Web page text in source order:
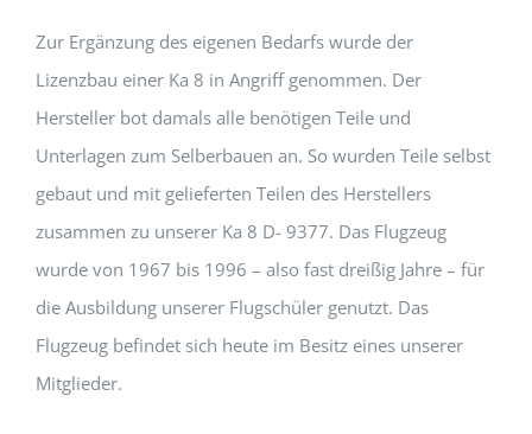
Zur Ergänzung des eigenen Bedarfs wurde der
Lizenzbau einer Ka 8 in Angriff genommen. Der
Hersteller bot damals alle benötigen Teile und
Unterlagen zum Selberbauen an. So wurden Teile selbst
gebaut und mit gelieferten Teilen des Herstellers
zusammen zu unserer Ka 8 D- 9377. Das Flugzeug
wurde von 1967 bis 1996 – also fast dreißig Jahre – für
die Ausbildung unserer Flugschüler genutzt. Das
Flugzeug befindet sich heute im Besitz eines unserer
Mitglieder.